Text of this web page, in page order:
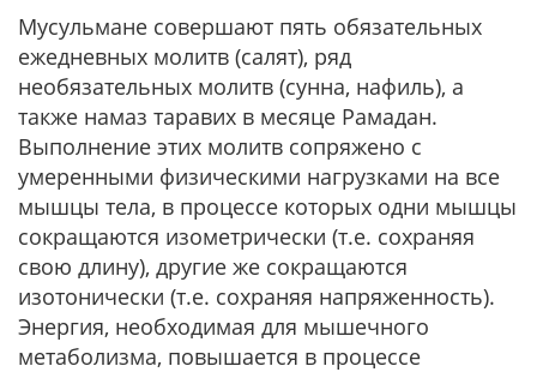
Мусульмане совершают пять обязательных
ежедневных молитв (салят), ряд
необязательных молитв (сунна, нафиль), а
также намаз таравих в месяце Рамадан.
Выполнение этих молитв сопряжено с
умеренными физическими нагрузками на все
мышцы тела, в процессе которых одни мышцы
сокращаются изометрически (т.е. сохраняя
свою длину), другие же сокращаются
изотонически (т.е. сохраняя напряженность).
Энергия, необходимая для мышечного
метаболизма, повышается в процессе